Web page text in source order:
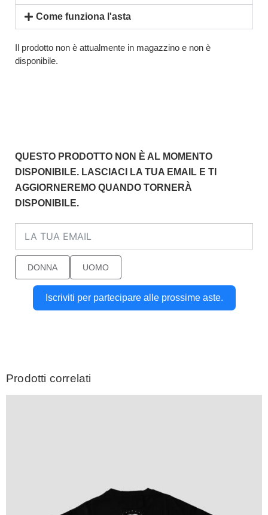
Come funziona l'asta
Il prodotto non è attualmente in magazzino e non è
disponibile.
QUESTO PRODOTTO NON È AL MOMENTO
DISPONIBILE. LASCIACI LA TUA EMAIL E TI
AGGIORNEREMO QUANDO TORNERÀ
DISPONIBILE.
DONNA UOMO
Iscriviti per partecipare alle prossime aste.
Prodotti correlati